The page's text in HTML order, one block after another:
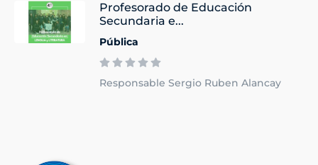
Profesorado de Educación
Secundaria e...
Pública
Responsable Sergio Ruben Alancay